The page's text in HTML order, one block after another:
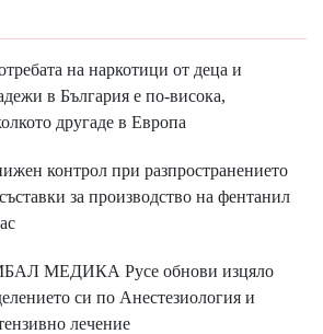
на наркотици от деца и
в България е по-висока,
другаде в Европа
контрол при разпространението
за производство на фентанил
МЕДИКА Русе обнови изцяло
си по Анестезиология и
лечение